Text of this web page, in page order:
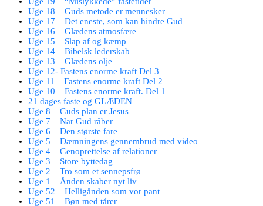
Uge 18 – Guds metode er mennesker
Uge 17 – Det eneste, som kan hindre Gud
Uge 16 – Glædens atmosfære
Uge 15 – Slap af og kæmp
Uge 14 – Bibelsk lederskab
Uge 13 – Glædens olje
Uge 12- Fastens enorme kraft Del 3
Uge 11 – Fastens enorme kraft Del 2
Uge 10 – Fastens enorme kraft. Del 1
21 dages faste og GLÆDEN
Uge 8 – Guds plan er Jesus
Uge 7 – Når Gud råber
Uge 6 – Den største fare
Uge 5 – Dæmningens gennembrud med video
Uge 4 – Genoprettelse af relationer
Uge 3 – Store byttedag
Uge 2 – Tro som et sennepsfrø
Uge 1 – Ånden skaber nyt liv
Uge 52 – Helligånden som vor pant
Uge 51 – Bøn med tårer